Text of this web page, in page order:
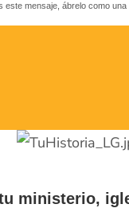
este mensaje, ábrelo como
ministerio,